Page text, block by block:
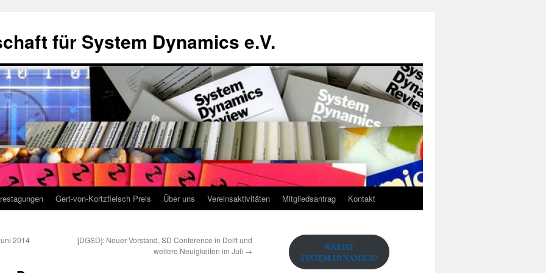
für System Dynamics e.V.
Gert-von-Kortzfleisch Preis Über uns Vereinsaktivitäten Mitgliedsantrag Kontakt
2014
[DGSD]: Neuer Vorstand, SD Conference in Delft und
weitere Neuigkeiten im Juli →
WAS IST
SYSTEM DYNAMICS?